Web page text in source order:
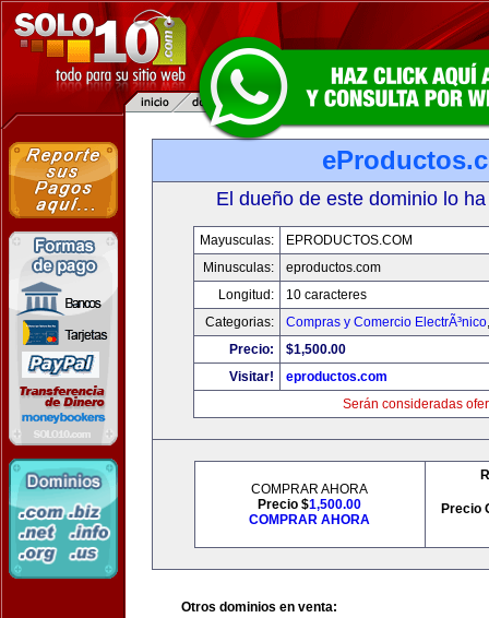
El dueño de este dominio lo
Mayusculas:
EPRODUCTOS.COM
Minusculas:
eproductos.com
Longitud:
10 caracteres
Categorias:
Compras y Comercio ElectrÃ³nico
Precio:
$1,500.00
Visitar!
eproductos.com
Serán consideradas
COMPRAR AHORA
Precio $1,500.00
COMPRAR AHORA
Precio
Otros dominios en venta: